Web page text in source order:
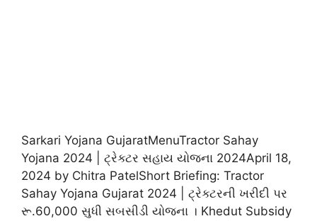
Sarkari Yojana GujaratMenuTractor Sahay
Yojana 2024 | ટ્રેક્ટર સહાય યોજના 2024April 18,
2024 by Chitra PatelShort Briefing: Tractor
Sahay Yojana Gujarat 2024 | ટ્રેક્ટરની ખરીદી પર
રૂ.60,000 સુધી સબસીડી યોજના । Khedut Subsidy